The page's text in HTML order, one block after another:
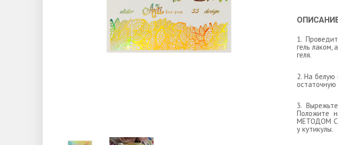
1.
гель лаком,
геля.
2. На белую
остаточную
3.
Положите
МЕТОДОМ
у кутикулы.